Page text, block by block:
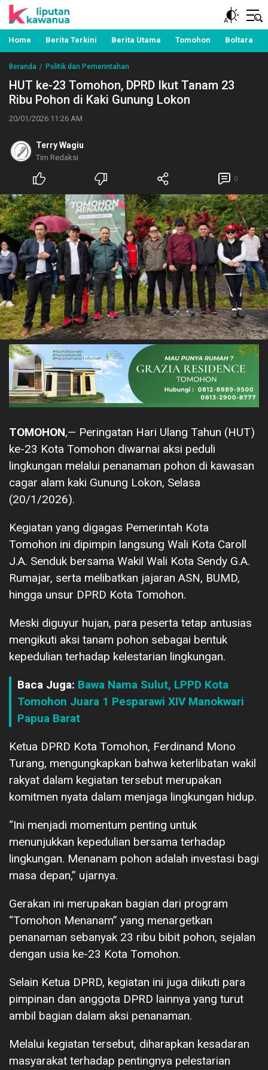
Liputan Kawanua
Berita Manado, Sulawesi Utara, Kawanua, Politik,
Pemerintahan, Hukum Kriminal dan Nasional
Home Berita Terkini Berita Utama Tomohon Boltara
Beranda Politik dan Pemerintahan
HUT ke-23 Tomohon, DPRD Ikut Tanam 23
Ribu Pohon di Kaki Gunung Lokon
20/01/2026 11:26 AM
Terry Wagiu
Tim Redaksi
0
TOMOHON,— Peringatan Hari Ulang Tahun (HUT)
ke-23 Kota Tomohon diwarnai aksi peduli
lingkungan melalui penanaman pohon di kawasan
cagar alam kaki Gunung Lokon, Selasa
(20/1/2026).
Kegiatan yang digagas Pemerintah Kota
Tomohon ini dipimpin langsung Wali Kota Caroll
J.A. Senduk bersama Wakil Wali Kota Sendy G.A.
Rumajar, serta melibatkan jajaran ASN, BUMD,
hingga unsur DPRD Kota Tomohon.
Meski diguyur hujan, para peserta tetap antusias
mengikuti aksi tanam pohon sebagai bentuk
kepedulian terhadap kelestarian lingkungan.
Baca Juga: Bawa Nama Sulut, LPPD Kota
Tomohon Juara 1 Pesparawi XIV Manokwari
Papua Barat
Ketua DPRD Kota Tomohon, Ferdinand Mono
Turang, mengungkapkan bahwa keterlibatan wakil
rakyat dalam kegiatan tersebut merupakan
komitmen nyata dalam menjaga lingkungan hidup.
“Ini menjadi momentum penting untuk
menunjukkan kepedulian bersama terhadap
lingkungan. Menanam pohon adalah investasi bagi
masa depan,” ujarnya.
Gerakan ini merupakan bagian dari program
“Tomohon Menanam” yang menargetkan
penanaman sebanyak 23 ribu bibit pohon, sejalan
dengan usia ke-23 Kota Tomohon.
Selain Ketua DPRD, kegiatan ini juga diikuti para
pimpinan dan anggota DPRD lainnya yang turut
ambil bagian dalam aksi penanaman.
Melalui kegiatan tersebut, diharapkan kesadaran
masyarakat terhadap pentingnya pelestarian